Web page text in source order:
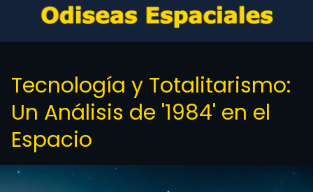
Tecnología y Totalitarismo:
Un Análisis de '1984' en el
Espacio